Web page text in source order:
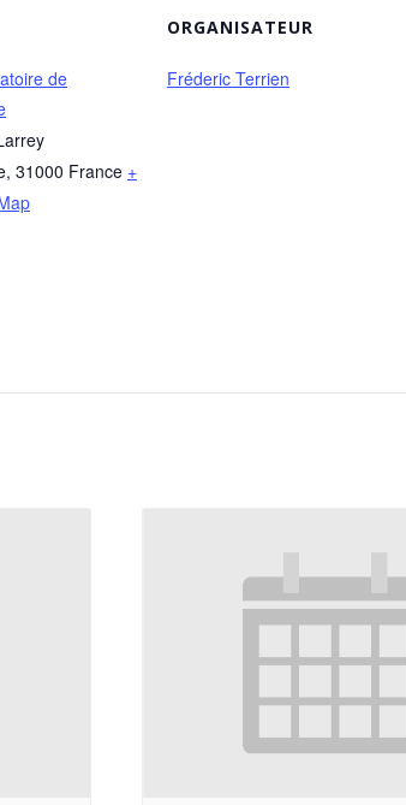
de
, 31000 France +
ORGANISATEUR
Fréderic Terrien